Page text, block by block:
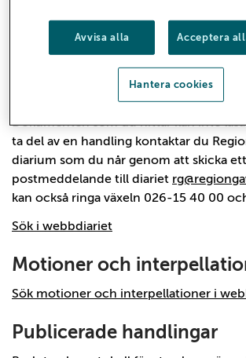
Personuppgifter hanteras enligt
Dataskyddsförordningen . Vi publicerar
Dokumenten som du hittar kan inte
ta del av en handling kontaktar du
diarium som du når genom att skicka
postmeddelande till diariet
kan också ringa växeln 026-15 40 00
Sök i webbdiariet
Motioner och
Sök motioner och interpellationer i
Publicerade handlingar
Avvisa alla Acceptera
Hantera cookies